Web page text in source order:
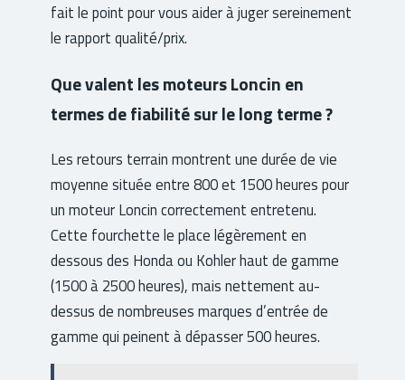
fait le point pour vous aider à juger sereinement
le rapport qualité/prix.
Que valent les moteurs Loncin en
termes de fiabilité sur le long terme ?
Les retours terrain montrent une durée de vie
moyenne située entre 800 et 1500 heures pour
un moteur Loncin correctement entretenu.
Cette fourchette le place légèrement en
dessous des Honda ou Kohler haut de gamme
(1500 à 2500 heures), mais nettement au-
dessus de nombreuses marques d’entrée de
gamme qui peinent à dépasser 500 heures.